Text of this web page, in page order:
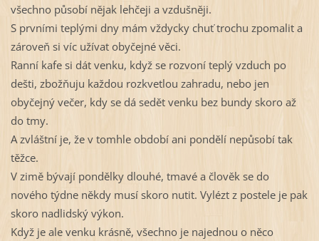
všechno působí nějak lehčeji a vzdušněji.
S prvními teplými dny mám vždycky chuť trochu zpomalit a
zároveň si víc užívat obyčejné věci.
Ranní kafe si dát venku, když se rozvoní teplý vzduch po
dešti, zbožňuju každou rozkvetlou zahradu, nebo jen
obyčejný večer, kdy se dá sedět venku bez bundy skoro až
do tmy.
A zvláštní je, že v tomhle období ani pondělí nepůsobí tak
těžce.
V zimě bývají pondělky dlouhé, tmavé a člověk se do
nového týdne někdy musí skoro nutit. Vylézt z postele je pak
skoro nadlidský výkon.
Když je ale venku krásně, všechno je najednou o něco